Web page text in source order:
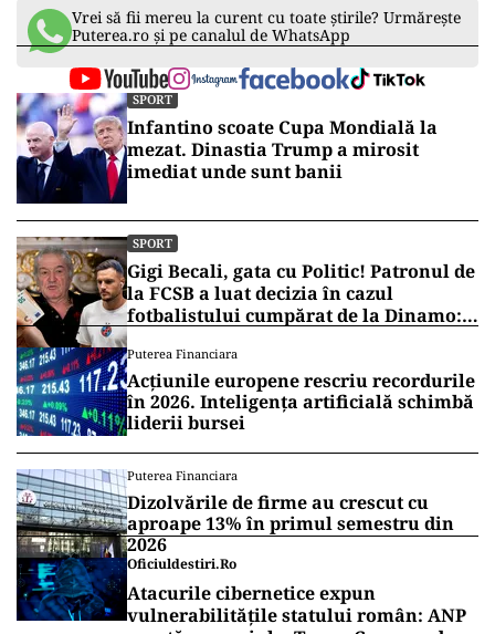
Vrei să fii mereu la curent cu toate știrile? Urmărește
Puterea.ro și pe canalul de WhatsApp
SPORT
Infantino scoate Cupa Mondială la
mezat. Dinastia Trump a mirosit
imediat unde sunt banii
SPORT
Gigi Becali, gata cu Politic! Patronul de
la FCSB a luat decizia în cazul
fotbalistului cumpărat de la Dinamo:
Puterea Financiara
Acțiunile europene rescriu recordurile
în 2026. Inteligența artificială schimbă
liderii bursei
Puterea Financiara
Dizolvările de firme au crescut cu
aproape 13% în primul semestru din
2026
Oficiuldestiri.ro
Atacurile cibernetice expun
vulnerabilitățile statului român: ANP